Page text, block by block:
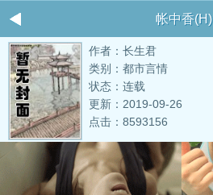
帐中香(H)
作者：长生君
类别：都市言情
状态：连载
更新：2019-09-26
点击：8593156